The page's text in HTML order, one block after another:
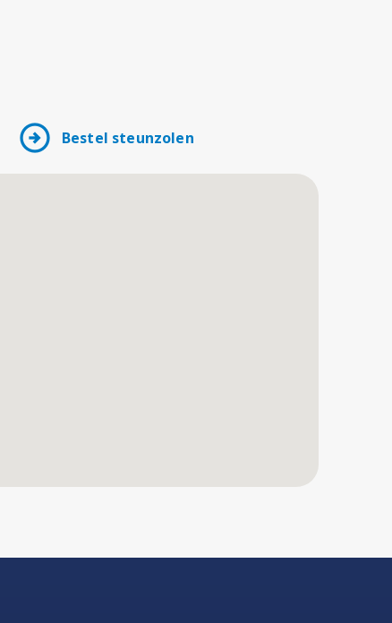
arrow_circle_right Bestel steunzolen